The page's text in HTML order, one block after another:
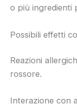
o più ingredienti
Possibili effetti
Reazioni
rossore.
Interazione con